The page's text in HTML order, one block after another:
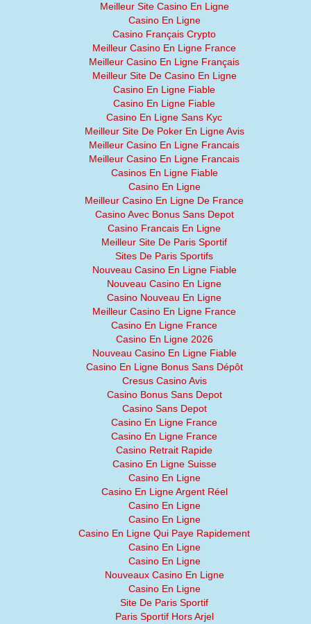
Meilleur Site Casino En Ligne
Casino En Ligne
Casino Français Crypto
Meilleur Casino En Ligne France
Meilleur Casino En Ligne Français
Meilleur Site De Casino En Ligne
Casino En Ligne Fiable
Casino En Ligne Fiable
Casino En Ligne Sans Kyc
Meilleur Site De Poker En Ligne Avis
Meilleur Casino En Ligne Francais
Meilleur Casino En Ligne Francais
Casinos En Ligne Fiable
Casino En Ligne
Meilleur Casino En Ligne De France
Casino Avec Bonus Sans Depot
Casino Francais En Ligne
Meilleur Site De Paris Sportif
Sites De Paris Sportifs
Nouveau Casino En Ligne Fiable
Nouveau Casino En Ligne
Casino Nouveau En Ligne
Meilleur Casino En Ligne France
Casino En Ligne France
Casino En Ligne 2026
Nouveau Casino En Ligne Fiable
Casino En Ligne Bonus Sans Dépôt
Cresus Casino Avis
Casino Bonus Sans Depot
Casino Sans Depot
Casino En Ligne France
Casino En Ligne France
Casino Retrait Rapide
Casino En Ligne Suisse
Casino En Ligne
Casino En Ligne Argent Réel
Casino En Ligne
Casino En Ligne
Casino En Ligne Qui Paye Rapidement
Casino En Ligne
Casino En Ligne
Nouveaux Casino En Ligne
Casino En Ligne
Site De Paris Sportif
Paris Sportif Hors Arjel